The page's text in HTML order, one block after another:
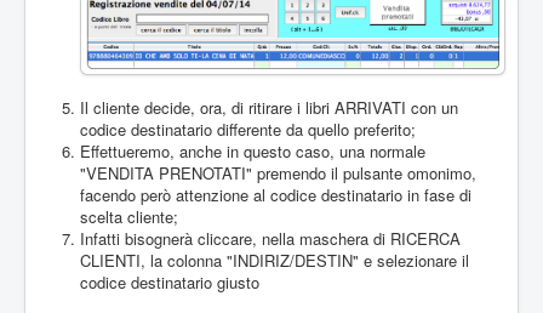
Il cliente decide, ora, di ritirare i libri ARRIVATI con un
codice destinatario differente da quello preferito;
Effettueremo, anche in questo caso, una normale
"VENDITA PRENOTATI" premendo il pulsante omonimo,
facendo però attenzione al codice destinatario in fase di
scelta cliente;
Infatti bisognerà cliccare, nella maschera di RICERCA
CLIENTI, la colonna "INDIRIZ/DESTIN" e selezionare il
codice destinatario giusto